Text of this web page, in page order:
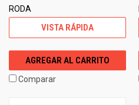
RODA
VISTA RÁPIDA
AGREGAR AL CARRITO
Comparar